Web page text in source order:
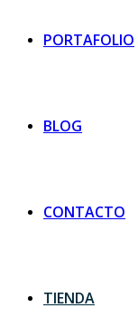
PORTAFOLIO
BLOG
CONTACTO
TIENDA